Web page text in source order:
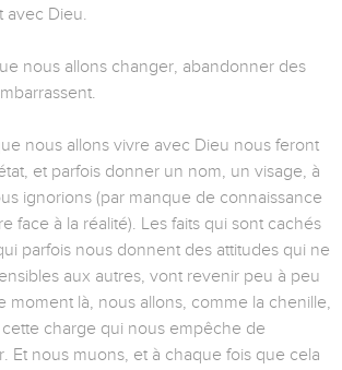
avec Dieu.
nous allons changer, abandonner des
nous allons vivre avec Dieu nous feront
et parfois donner un nom, un visage, à
ignorions (par manque de connaissance
face à la réalité). Les faits qui sont cachés
parfois nous donnent des attitudes qui ne
aux autres, vont revenir peu à peu
moment là, nous allons, comme la chenille,
charge qui nous empêche de
Et nous muons, et à chaque fois que cela